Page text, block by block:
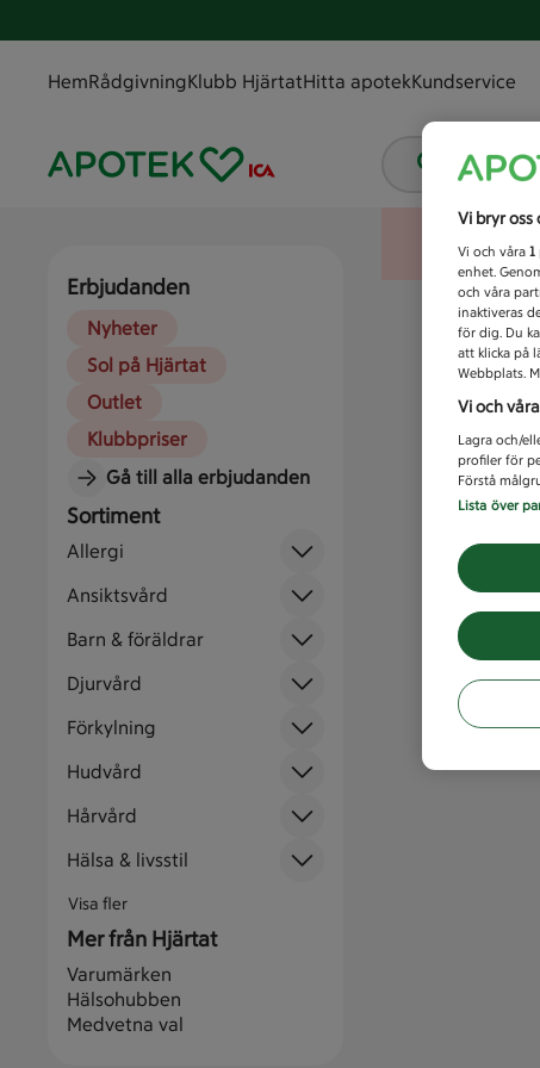
HemRådgivningKlubb HjärtatHitta apotekKundservice
Vad
Erbjudanden
Nyheter
Sol på Hjärtat
Outlet
Klubbpriser
Gå till alla erbjudanden
Sortiment
Allergi
Ansiktsvård
Barn & föräldrar
Djurvård
Förkylning
Hudvård
Hårvård
Hälsa & livsstil
Visa fler
Mer från Hjärtat
Varumärken
Hälsohubben
Medvetna val
Vi bryr
Vi och våra 1
enhet.
och våra
inaktiveras
för dig. Du
att klicka på
Webbplats.
Vi och
Lagra och/
profiler för
Förstå
Lista över